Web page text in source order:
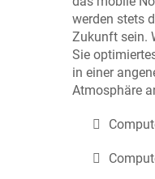
werden stets
Zukunft sein.
Sie
in einer
Atmosphäre